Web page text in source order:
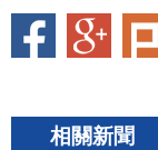
相關新聞